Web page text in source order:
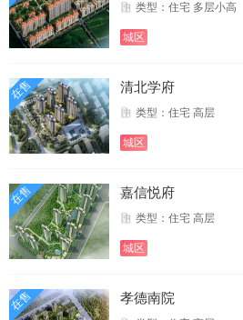
类型：住宅 多层小高
城区
在售 清北学府
类型：住宅 高层
城区
在售 嘉信悦府
类型：住宅 高层
城区
在售 孝德南院